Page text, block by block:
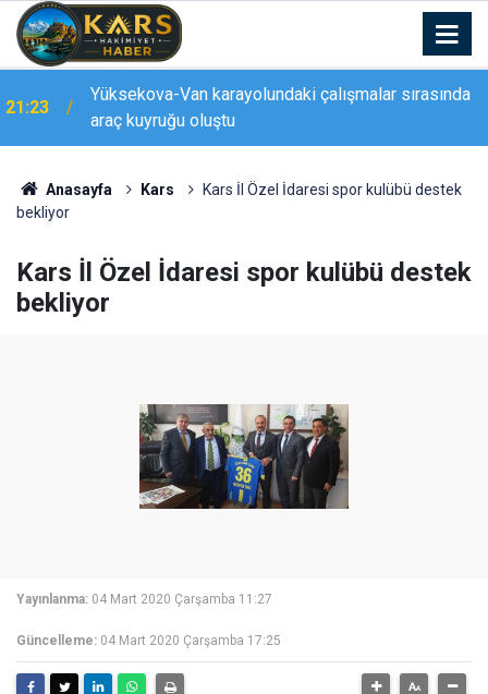
21:22 Erzurum’da silahlı kavga: 1 yaralı
Anasayfa Kars
Kars İl Özel İdaresi spor kulübü destek
bekliyor
Kars İl Özel İdaresi spor kulübü destek
bekliyor
Yayınlanma: 04 Mart 2020 Çarşamba 11:27
Güncelleme: 04 Mart 2020 Çarşamba 17:25